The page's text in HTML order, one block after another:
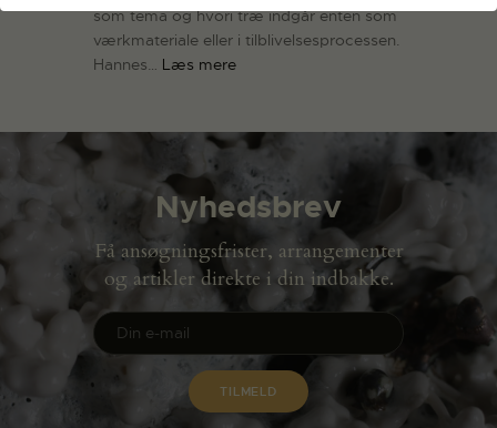
som tema og hvori træ indgår enten som
værkmateriale eller i tilblivelsesprocessen.
Hannes… Læs mere
Nyhedsbrev
Få ansøgningsfrister, arrangementer
og artikler direkte i din indbakke.